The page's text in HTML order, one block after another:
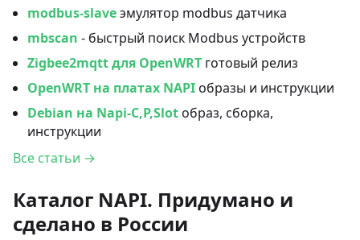
modbus-slaveэмулятор modbus датчика
mbscan - быстрый поиск Modbus устройств
Zigbee2mqtt для OpenWRT готовый релиз
OpenWRT на платах NAPIобразы и инструкции
Debian на Napi-C,P,Slotобраз, сборка,
инструкции
Все статьи →
Каталог NAPI. Придумано и
сделано в России